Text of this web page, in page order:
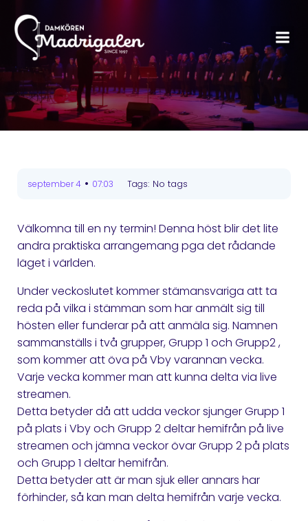
september 4 • 07:03 Tags: No tags
Välkomna till en ny termin! Denna höst blir det lite
andra praktiska arrangemang pga det rådande
läget i världen.
Under veckoslutet kommer stämansvariga att ta
reda på vilka i stämman som har anmält sig till
hösten eller funderar på att anmäla sig. Namnen
sammanställs i två grupper, Grupp 1 och Grupp2 ,
som kommer att öva på Vby varannan vecka.
Varje vecka kommer man att kunna delta via live
streamen.
Detta betyder då att udda veckor sjunger Grupp 1
på plats i Vby och Grupp 2 deltar hemifrån på live
streamen och jämna veckor övar Grupp 2 på plats
och Grupp 1 deltar hemifrån.
Detta betyder att är man sjuk eller annars har
förhinder, så kan man delta hemifrån varje vecka.